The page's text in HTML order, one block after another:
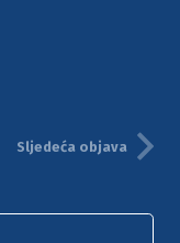
Sljedeća objava